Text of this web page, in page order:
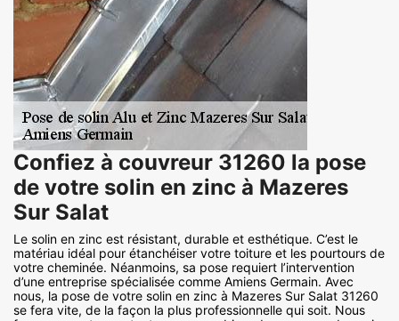
Confiez à couvreur 31260 la pose
de votre solin en zinc à Mazeres
Sur Salat
Le solin en zinc est résistant, durable et esthétique. C’est le
matériau idéal pour étanchéiser votre toiture et les pourtours de
votre cheminée. Néanmoins, sa pose requiert l’intervention
d’une entreprise spécialisée comme Amiens Germain. Avec
nous, la pose de votre solin en zinc à Mazeres Sur Salat 31260
se fera vite, de la façon la plus professionnelle qui soit. Nous